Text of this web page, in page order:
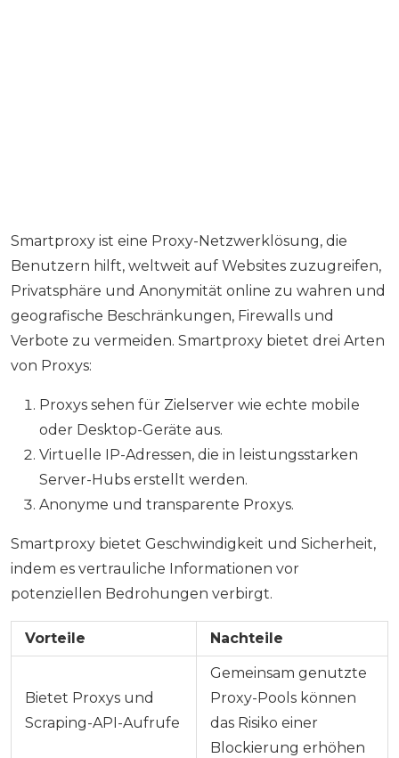
Smartproxy ist eine Proxy-Netzwerklösung, die
Benutzern hilft, weltweit auf Websites zuzugreifen,
Privatsphäre und Anonymität online zu wahren und
geografische Beschränkungen, Firewalls und
Verbote zu vermeiden. Smartproxy bietet drei Arten
von Proxys:
Proxys sehen für Zielserver wie echte mobile
oder Desktop-Geräte aus.
Virtuelle IP-Adressen, die in leistungsstarken
Server-Hubs erstellt werden.
Anonyme und transparente Proxys.
Smartproxy bietet Geschwindigkeit und Sicherheit,
indem es vertrauliche Informationen vor
potenziellen Bedrohungen verbirgt.
Vorteile Nachteile
Bietet Proxys und
Scraping-API-Aufrufe
Gemeinsam genutzte
Proxy-Pools können
das Risiko einer
Blockierung erhöhen